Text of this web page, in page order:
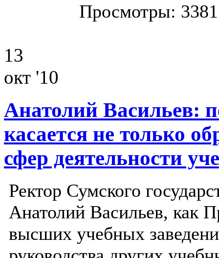
Просмотры: 3381
13
окт '10
Анатолий Васильев:
касается не только
сфер деятельности
Ректор Сумского
Анатолий Васильев, как
высших учебных